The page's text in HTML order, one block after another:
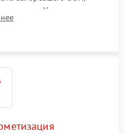
Ультразвуковая
с линз объектива и